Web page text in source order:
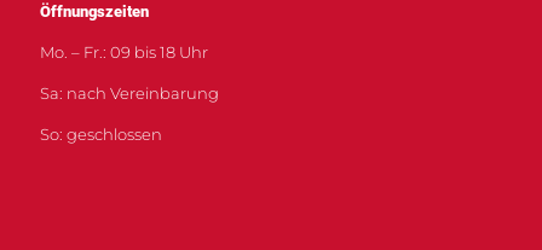
Öffnungszeiten
Mo. – Fr.: 09 bis 18 Uhr
Sa: nach Vereinbarung
So: geschlossen